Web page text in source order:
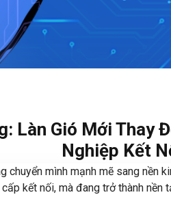
Làn Gió Mới Thay
Nghiệp Kết
chuyển mình mạnh mẽ sang nền
kết nối, mà đang trở thành